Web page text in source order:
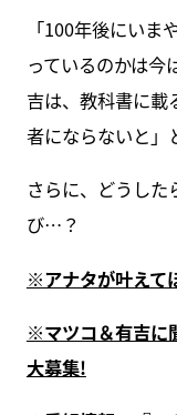
「100年後にい
っているのかは今
吉は、教科書に載
者にならないと」
さらに、どうした
び…？
※アナタが叶えて
※マツコ＆有吉に
大募集!